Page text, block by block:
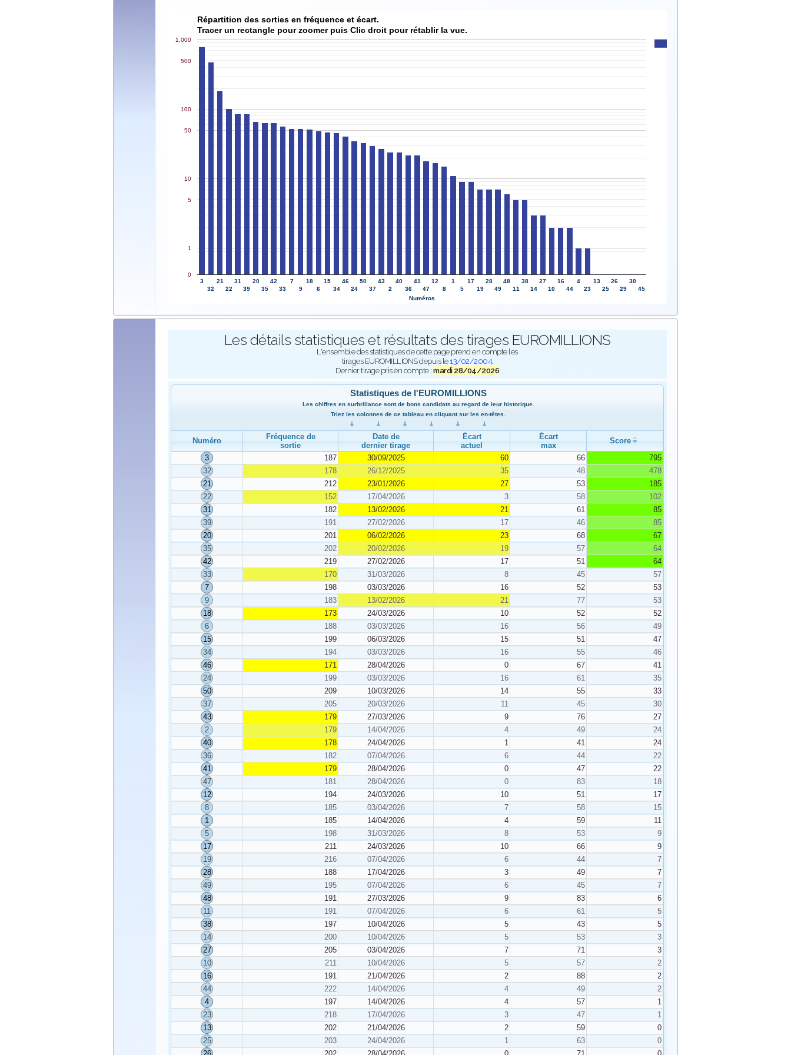
Répartition des sorties en fréquence et écart.
Tracer un rectangle pour zoomer puis Clic droit pour rétablir la vue.
3
32
21
22
31
39
20
35
42
33
7
9
18
6
15
34
46
24
50
37
43
2
40
36
41
47
12
8
1
5
17
19
28
49
48
11
38
14
27
10
16
44
4
23
13
25
26
29
30
45
0
1
5
10
50
100
500
1,000
Numéros
Les détails statistiques et résultats des tirages EUROMILLIONS
L'ensemble des statistiques de cette page prend en compte les
tirages EUROMILLIONS depuis le 13/02/2004.
Dernier tirage pris en compte : mardi 28/04/2026
Statistiques de l'EUROMILLIONS
Les chiffres en surbrillance sont de bons candidats au regard de leur historique.
Triez les colonnes de ce tableau en cliquant sur les en-têtes.
Numéro
Fréquence de
sortie
Date de
dernier tirage
Écart
actuel
Écart
max
Score
3
187 30/09/2025 60 66
795
32
178 26/12/2025 35 48
478
21
212 23/01/2026 27 53
185
22
152 17/04/2026 3 58
102
31
182 13/02/2026 21 61
85
39
191 27/02/2026 17 46
85
20
201 06/02/2026 23 68
67
35
202 20/02/2026 19 57
64
42
219 27/02/2026 17 51
64
33
170 31/03/2026 8 45
57
7
198 03/03/2026 16 52
53
9
183 13/02/2026 21 77
53
18
173 24/03/2026 10 52
52
6
188 03/03/2026 16 56
49
15
199 06/03/2026 15 51
47
34
194 03/03/2026 16 55
46
46
171 28/04/2026 0 67
41
24
199 03/03/2026 16 61
35
50
209 10/03/2026 14 55
33
37
205 20/03/2026 11 45
30
43
179 27/03/2026 9 76
27
2
179 14/04/2026 4 49
24
40
178 24/04/2026 1 41
24
36
182 07/04/2026 6 44
22
41
179 28/04/2026 0 47
22
47
181 28/04/2026 0 83
18
12
194 24/03/2026 10 51
17
8
185 03/04/2026 7 58
15
1
185 14/04/2026 4 59
11
5
198 31/03/2026 8 53
9
17
211 24/03/2026 10 66
9
19
216 07/04/2026 6 44
7
28
188 17/04/2026 3 49
7
49
195 07/04/2026 6 45
7
48
191 27/03/2026 9 83
6
11
191 07/04/2026 6 61
5
38
197 10/04/2026 5 43
5
14
200 10/04/2026 5 53
3
27
205 03/04/2026 7 71
3
10
211 10/04/2026 5 57
2
16
191 21/04/2026 2 88
2
44
222 14/04/2026 4 49
2
4
197 14/04/2026 4 57
1
23
218 17/04/2026 3 47
1
13
202 21/04/2026 2 59
0
25
203 24/04/2026 1 63
0